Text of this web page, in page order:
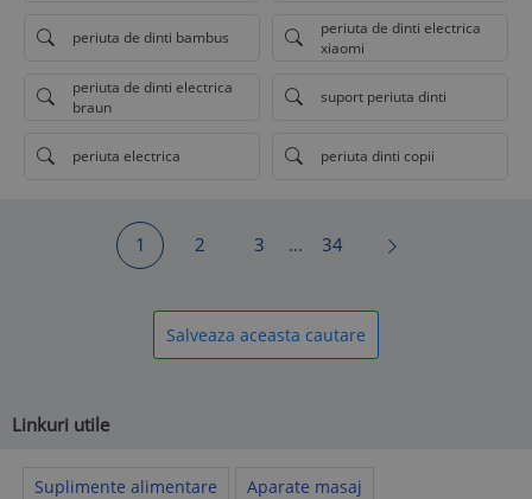
periuta de dinti bambus
periuta de dinti electrica
xiaomi
periuta de dinti electrica
braun
suport periuta dinti
periuta electrica periuta dinti copii
1 2 3 ... 34
Salveaza aceasta cautare
Linkuri utile
Suplimente alimentare Aparate masaj